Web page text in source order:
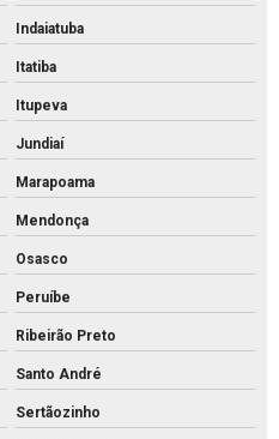
m2
Indaiatuba
Itatiba
Itupeva
Jundiaí
Marapoama
Mendonça
Osasco
Peruíbe
Ribeirão Preto
Santo André
Sertãozinho